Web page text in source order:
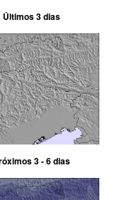
Últimos 3 dias
3 - 6 dias